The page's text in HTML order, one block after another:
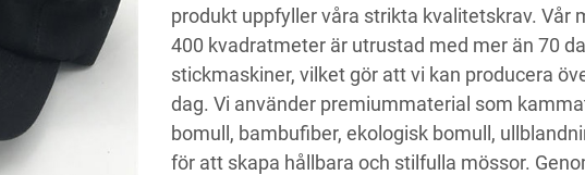
produkt uppfyller våra strikta kvalitetskrav. Vår
400 kvadratmeter är utrustad med mer än 70
stickmaskiner, vilket gör att vi kan producera
dag. Vi använder premiummaterial som
bomull, bambufiber, ekologisk bomull,
för att skapa hållbara och stilfulla mössor.